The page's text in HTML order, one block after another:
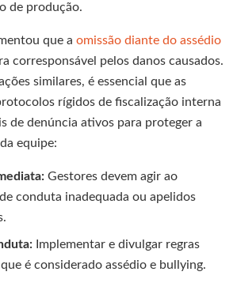
de produção.
que a omissão diante do assédio
corresponsável pelos danos causados.
similares, é essencial que as
rígidos de fiscalização interna
de denúncia ativos para proteger a
equipe:
Gestores devem agir ao
conduta inadequada ou apelidos
Implementar e divulgar regras
é considerado assédio e bullying.